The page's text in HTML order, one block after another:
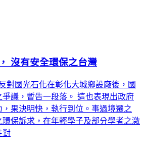
沒有安全環保之台灣
對國光石化在彰化大城鄉設廠後，國
議，暫告一段落。 這也表現出政府
果決明快，執行到位。事過境遷之
環保訴求，在年輕學子及部分學者之激
對